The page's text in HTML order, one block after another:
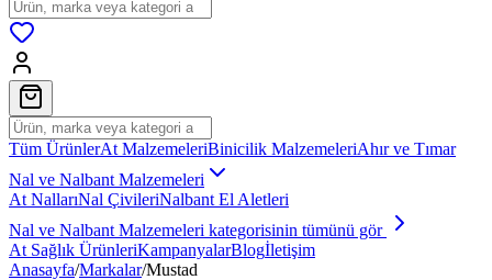
Tüm ÜrünlerAt MalzemeleriBinicilik MalzemeleriAhır ve Tımar
Nal ve Nalbant Malzemeleri
At NallarıNal ÇivileriNalbant El Aletleri
Nal ve Nalbant Malzemeleri kategorisinin tümünü gör
At Sağlık ÜrünleriKampanyalarBlogİletişim
Anasayfa/Markalar/Mustad